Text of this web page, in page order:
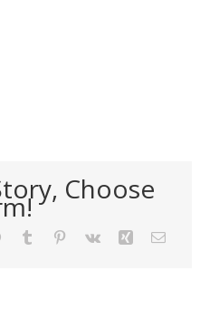
Choose
WhatsApp
Tumblr Pinterest
Vk Xing Email